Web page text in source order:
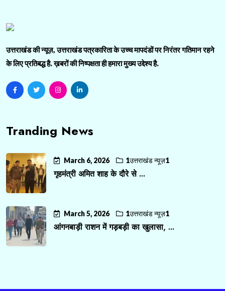
उत्तराखंड की न्यूज़, उत्तराखंड पत्रकारिता के उच्च मापदंडों पर निरंतर गतिमान रहने
के लिए प्रतिबद्ध है. ख़बरों की निष्पक्षता ही हमारा मुख्य उद्देश्य है.
Tranding News
March 6, 2026 1उत्तराखंड न्यूज़1
गृहमंत्री अमित शाह के दौरे से ...
March 5, 2026 1उत्तराखंड न्यूज़1
आंगनबाड़ी राशन में गड़बड़ी का खुलासा, ...